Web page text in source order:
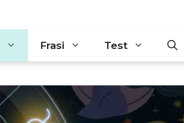
Frasi Test